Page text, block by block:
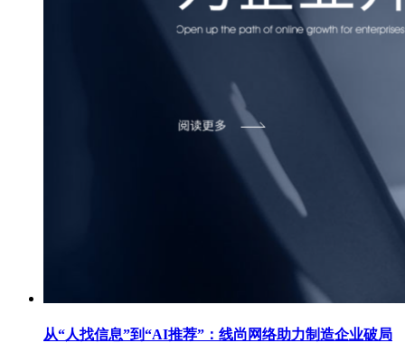
从“人找信息”到“AI推荐”：线尚网络助力制造企业破局